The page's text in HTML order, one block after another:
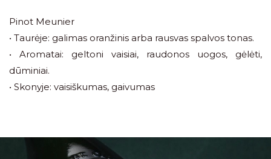
Pinot Meunier
• Taurėje: galimas oranžinis arba rausvas spalvos tonas.
• Aromatai: geltoni vaisiai, raudonos uogos, gėlėti,
dūminiai.
• Skonyje: vaisiškumas, gaivumas